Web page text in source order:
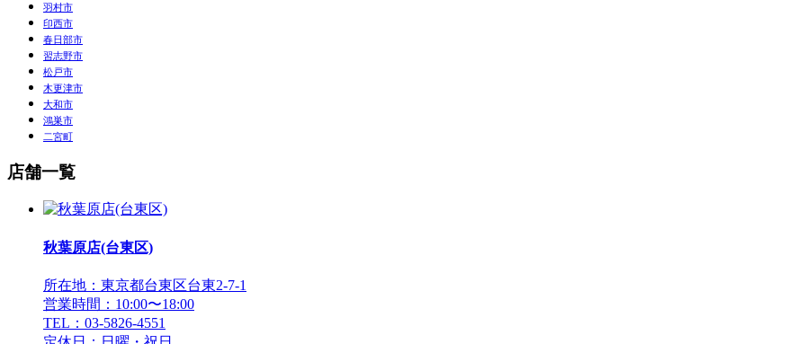
羽村市
印西市
春日部市
習志野市
松戸市
木更津市
大和市
鴻巣市
二宮町
店舗一覧
秋葉原店(台東区)
所在地：東京都台東区台東2-7-1
営業時間：10:00〜18:00
TEL：03-5826-4551